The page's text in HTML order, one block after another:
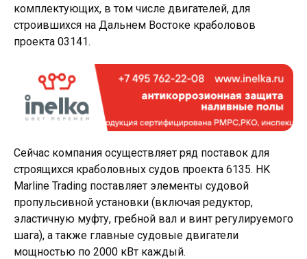
комплектующих, в том числе двигателей, для
строившихся на Дальнем Востоке краболовов
проекта 03141.
Сейчас компания осуществляет ряд поставок для
строящихся краболовных судов проекта 6135. HK
Marline Trading поставляет элементы судовой
пропульсивной установки (включая редуктор,
эластичную муфту, гребной вал и винт регулируемого
шага), а также главные судовые двигатели
мощностью по 2000 кВт каждый.